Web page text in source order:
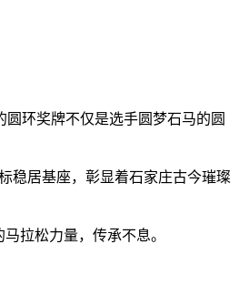
环奖牌不仅是选手圆梦石马的圆
稳居基座，彰显着石家庄古今璀璨
拉松力量，传承不息。